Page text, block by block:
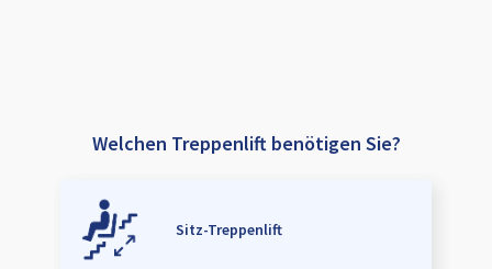
Welchen Treppenlift benötigen Sie?
Sitz-Treppenlift